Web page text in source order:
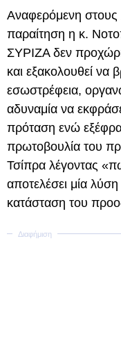
Αναφερόμενη
παραίτηση η κ.
ΣΥΡΙΖΑ δεν
και εξακολουθεί να
εσωστρέφεια,
αδυναμία να
πρόταση ενώ
πρωτοβουλία του
Τσίπρα λέγοντας
αποτελέσει μία
κατάσταση του